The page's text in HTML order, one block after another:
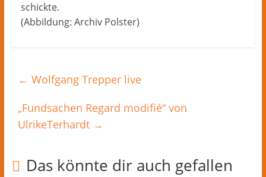
schickte.
(Abbildung: Archiv Polster)
← Wolfgang Trepper live
„Fundsachen Regard modifié“ von
UlrikeTerhardt →
Das könnte dir auch gefallen